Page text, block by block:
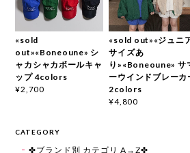
«sold
out»«Boneoune» シ
ャカシャカボールキャ
ップ 4colors
¥2,700
«sold out»«ジュニ
サイズあ
り»«Boneoune» サ
ーウインドブレーカ
2colors
¥4,800
CATEGORY
✤ブランド別 カテゴリ A→Z✤